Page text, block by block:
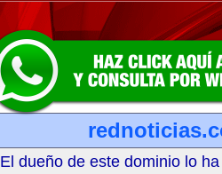
El dueño de este dominio lo